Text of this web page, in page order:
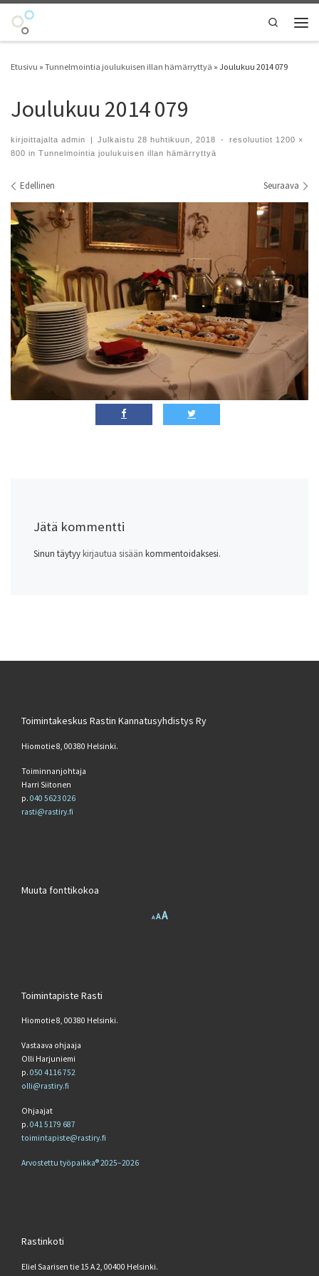
Skip to content
Search
Etusivu » Tunnelmointia joulukuisen illan hämärryttyä » Joulukuu 2014 079
Joulukuu 2014 079
kirjoittajalta admin | Julkaistu28 huhtikuun, 2018 - resoluutiot 1200 ×
800 in Tunnelmointia joulukuisen illan hämärryttyä
Kuvien navigointi
Edellinen Seuraava
Jätä kommentti
Sinun täytyy kirjautua sisään kommentoidaksesi.
Toimintakeskus Rastin Kannatusyhdistys Ry
Hiomotie 8, 00380 Helsinki.
Toiminnanjohtaja
Harri Siitonen
p. 040 5623 026
rasti@rastiry.fi
Muuta fonttikokoa
ADecrease font size.
AReset font size.
AIncrease font size.
Toimintapiste Rasti
Hiomotie 8, 00380 Helsinki.
Vastaava ohjaaja
Olli Harjuniemi
p. 050 4116 752
olli@rastiry.fi
Ohjaajat
p. 041 5179 687
toimintapiste@rastiry.fi
Arvostettu työpaikka® 2025–2026
Rastinkoti
Eliel Saarisen tie 15 A 2, 00400 Helsinki.